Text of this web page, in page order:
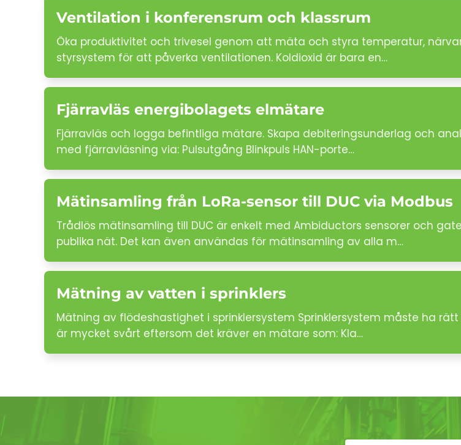
Ventilation i konferensrum och klassrum
Öka produktivitet och trivesel genom att mäta och styra temperatur,
styrsystem för att påverka ventilationen. Koldioxid är bara en…
Fjärravläs energibolagets elmätare
Fjärravläs och logga befintliga mätare. Skapa debiteringsunderlag och
med fjärravläsning via: Pulsutgång Blinkpuls HAN-porte…
Mätinsamling från LoRa-sensor till DUC via Modbus
Trådlös mätinsamling till DUC är enkelt med Ambiductors sensorer och
publika nät. Det kan även användas för mätinsamling av alla m…
Mätning av vatten i sprinklers
Mätning av flödeshastighet i sprinklersystem Sprinklersystem måste ha
är mycket svårt eftersom det kräver en mätare som: Kla…